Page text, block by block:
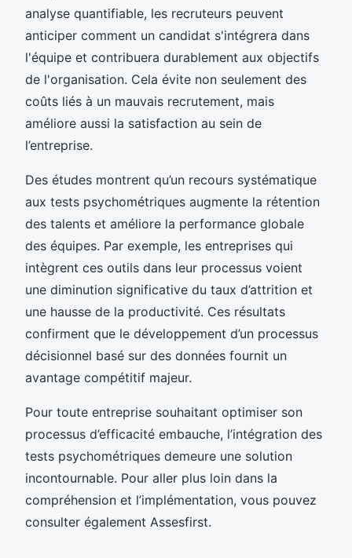
analyse quantifiable, les recruteurs peuvent
anticiper comment un candidat s'intégrera dans
l'équipe et contribuera durablement aux objectifs
de l'organisation. Cela évite non seulement des
coûts liés à un mauvais recrutement, mais
améliore aussi la satisfaction au sein de
l’entreprise.
Des études montrent qu’un recours systématique
aux tests psychométriques augmente la rétention
des talents et améliore la performance globale
des équipes. Par exemple, les entreprises qui
intègrent ces outils dans leur processus voient
une diminution significative du taux d’attrition et
une hausse de la productivité. Ces résultats
confirment que le développement d’un processus
décisionnel basé sur des données fournit un
avantage compétitif majeur.
Pour toute entreprise souhaitant optimiser son
processus d’efficacité embauche, l’intégration des
tests psychométriques demeure une solution
incontournable. Pour aller plus loin dans la
compréhension et l’implémentation, vous pouvez
consulter également Assesfirst.